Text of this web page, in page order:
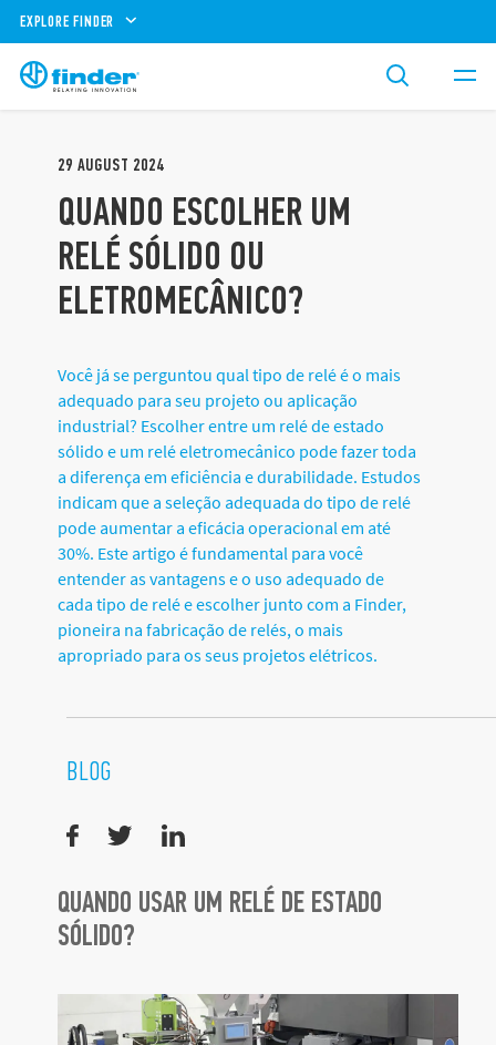
EXPLORE FINDER
29 AUGUST 2024
QUANDO ESCOLHER UM
RELÉ SÓLIDO OU
ELETROMECÂNICO?
Você já se perguntou qual tipo de relé é o mais
adequado para seu projeto ou aplicação
industrial? Escolher entre um relé de estado
sólido e um relé eletromecânico pode fazer toda
a diferença em eficiência e durabilidade. Estudos
indicam que a seleção adequada do tipo de relé
pode aumentar a eficácia operacional em até
30%. Este artigo é fundamental para você
entender as vantagens e o uso adequado de
cada tipo de relé e escolher junto com a Finder,
pioneira na fabricação de relés, o mais
apropriado para os seus projetos elétricos.
BLOG
QUANDO USAR UM RELÉ DE ESTADO
SÓLIDO?